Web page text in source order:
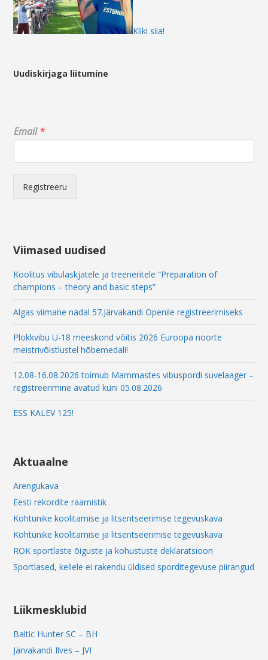
Kliki siia!
Uudiskirjaga liitumine
*
*
m
Email*
Registreeru
Viimased uudised
Koolitus vibulaskjatele ja treeneritele “Preparation of
champions – theory and basic steps”
Algas viimane nädal 57.Järvakandi Openile registreerimiseks
Plokkvibu U-18 meeskond võitis 2026 Euroopa noorte
meistrivõistlustel hõbemedali!
12.08-16.08.2026 toimub Mammastes vibuspordi suvelaager –
registreerimine avatud kuni 05.08.2026
ESS KALEV 125!
Aktuaalne
Arengukava
Eesti rekordite raamistik
Kohtunike koolitamise ja litsentseerimise tegevuskava
Kohtunike koolitamise ja litsentseerimise tegevuskava
ROK sportlaste õiguste ja kohustuste deklaratsioon
Sportlased, kellele ei rakendu üldised sporditegevuse piirangud
Liikmesklubid
Baltic Hunter SC – BH
Järvakandi Ilves – JVI